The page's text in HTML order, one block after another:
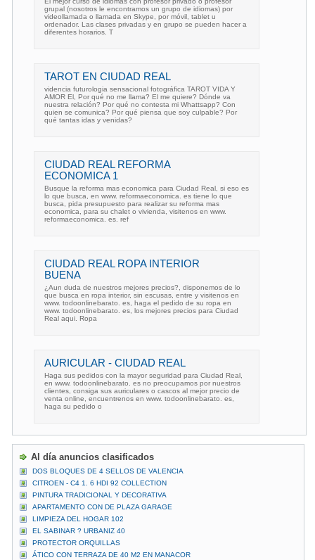
grupal (nosotros le encontramos un grupo de idiomas) por
videollamada o llamada en Skype, por móvil, tablet u
ordenador. Las clases privadas y en grupo se pueden hacer a
diferentes horarios. T
TAROT EN CIUDAD REAL
videncia futurologia sensacional fotográfica TAROT VIDA Y
AMOR El, Por qué no me llama? El me quiere? Dónde va
nuestra relación? Por qué no contesta mi Whattsapp? Con
quien se comunica? Por qué piensa que soy culpable? Por
qué tantas idas y venidas?
CIUDAD REAL REFORMA
ECONOMICA 1
Busque la reforma mas economica para Ciudad Real, si eso es
lo que busca, en www. reformaeconomica. es tiene lo que
busca, pida presupuesto para realizar su reforma mas
economica, para su chalet o vivienda, visitenos en www.
reformaeconomica. es. ref
CIUDAD REAL ROPA INTERIOR
BUENA
¿Aun duda de nuestros mejores precios?, disponemos de lo
que busca en ropa interior, sin escusas, entre y visitenos en
www. todoonlinebarato. es, haga el pedido de su ropa en
www. todoonlinebarato. es, los mejores precios para Ciudad
Real aqui. Ropa
AURICULAR - CIUDAD REAL
Haga sus pedidos con la mayor seguridad para Ciudad Real,
en www. todoonlinebarato. es no preocupamos por nuestros
clientes, consiga sus auriculares o cascos al mejor precio de
venta online, encuentrenos en www. todoonlinebarato. es,
haga su pedido o
Al día anuncios clasificados
DOS BLOQUES DE 4 SELLOS DE VALENCIA
CITROEN - C4 1. 6 HDI 92 COLLECTION
PINTURA TRADICIONAL Y DECORATIVA
APARTAMENTO CON DE PLAZA GARAGE
LIMPIEZA DEL HOGAR 102
EL SABINAR ? URBANIZ 40
PROTECTOR ORQUILLAS
ÁTICO CON TERRAZA DE 40 M2 EN MANACOR